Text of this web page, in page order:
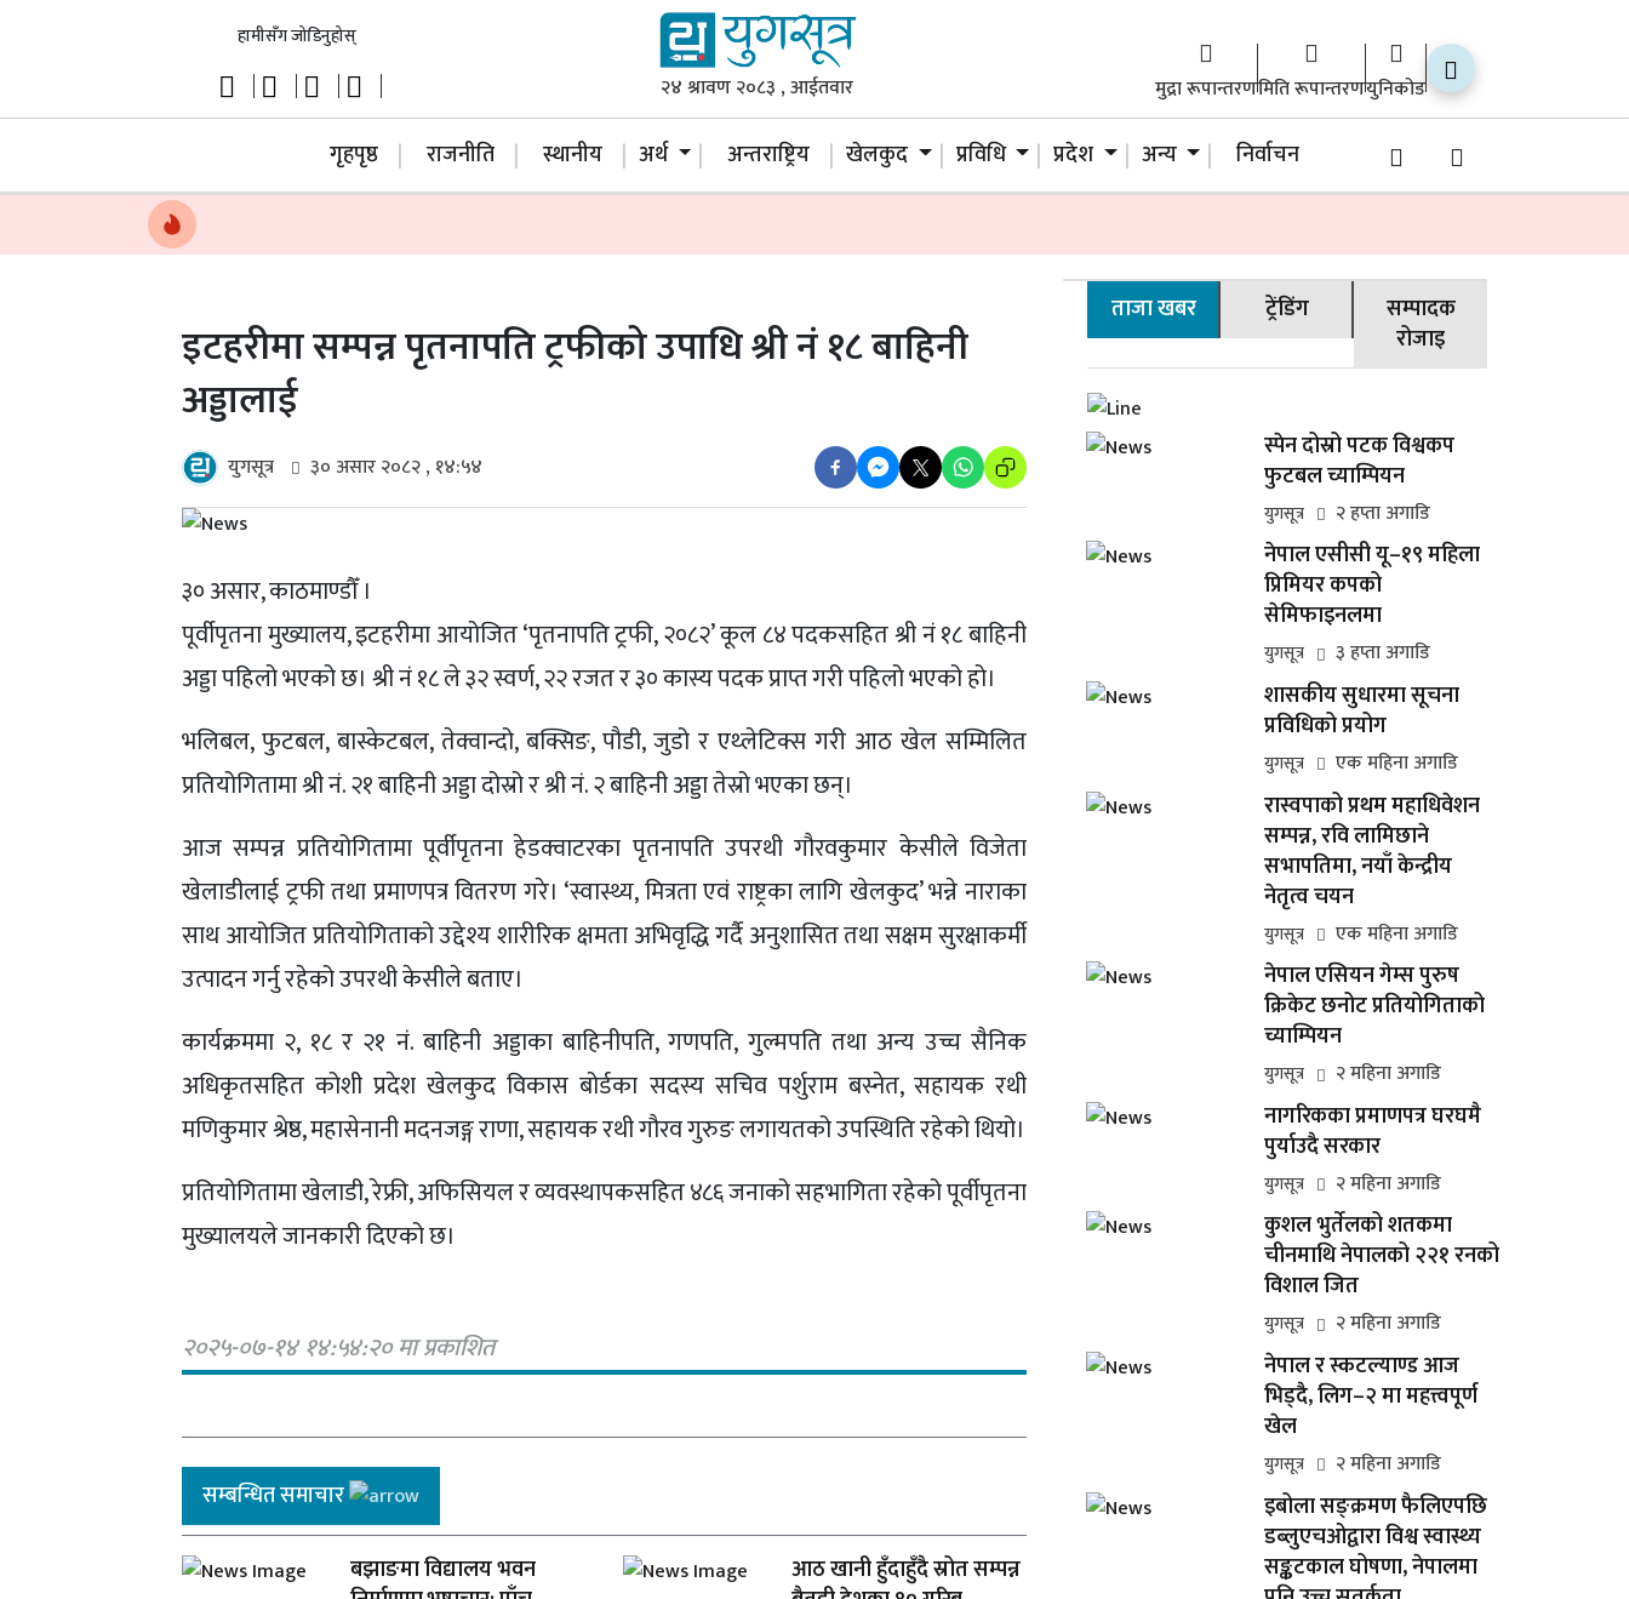
हामीसँग जोडिनुहोस्
२४ श्रावण २०८३ , आईतवार मुद्रा रूपान्तरणमिति रूपान्तरणयुनिकोड
गृहपृष्ठ राजनीति स्थानीय अर्थ अन्तराष्ट्रिय खेलकुद प्रविधि प्रदेश अन्य निर्वाचन
इटहरीमा सम्पन्न पृतनापति ट्रफीको उपाधि श्री नं १८ बाहिनी
अड्डालाई
युगसूत्र ३० असार २०८२ , १४:५४
३० असार, काठमाण्डौँ ।
पूर्वीपृतना मुख्यालय, इटहरीमा आयोजित ‘पृतनापति ट्रफी, २०८२’ कूल ८४ पदकसहित श्री नं १८ बाहिनी
अड्डा पहिलो भएको छ। श्री नं १८ ले ३२ स्वर्ण, २२ रजत र ३० कास्य पदक प्राप्त गरी पहिलो भएको हो।
भलिबल, फुटबल, बास्केटबल, तेक्वान्दो, बक्सिङ, पौडी, जुडो र एथ्लेटिक्स गरी आठ खेल सम्मिलित
प्रतियोगितामा श्री नं. २१ बाहिनी अड्डा दोस्रो र श्री नं. २ बाहिनी अड्डा तेस्रो भएका छन्।
आज सम्पन्न प्रतियोगितामा पूर्वीपृतना हेडक्वाटरका पृतनापति उपरथी गौरवकुमार केसीले विजेता
खेलाडीलाई ट्रफी तथा प्रमाणपत्र वितरण गरे। ‘स्वास्थ्य, मित्रता एवं राष्ट्रका लागि खेलकुद’ भन्ने नाराका
साथ आयोजित प्रतियोगिताको उद्देश्य शारीरिक क्षमता अभिवृद्धि गर्दै अनुशासित तथा सक्षम सुरक्षाकर्मी
उत्पादन गर्नु रहेको उपरथी केसीले बताए।
कार्यक्रममा २, १८ र २१ नं. बाहिनी अड्डाका बाहिनीपति, गणपति, गुल्मपति तथा अन्य उच्च सैनिक
अधिकृतसहित कोशी प्रदेश खेलकुद विकास बोर्डका सदस्य सचिव पर्शुराम बस्नेत, सहायक रथी
मणिकुमार श्रेष्ठ, महासेनानी मदनजङ्ग राणा, सहायक रथी गौरव गुरुङ लगायतको उपस्थिति रहेको थियो।
प्रतियोगितामा खेलाडी, रेफ्री, अफिसियल र व्यवस्थापकसहित ४८६ जनाको सहभागिता रहेको पूर्वीपृतना
मुख्यालयले जानकारी दिएको छ।
२०२५-०७-१४ १४:५४:२० मा प्रकाशित
सम्बन्धित समाचार
बझाङमा विद्यालय भवन
आठ खानी हुँदाहुँदै स्रोत सम्पन्न
ताजा खबर ट्रेंडिंग
सम्पादक
रोजाइ
स्पेन दोस्रो पटक विश्वकप
फुटबल च्याम्पियन
युगसूत्र २ हप्ता अगाडि
नेपाल एसीसी यू–१९ महिला
प्रिमियर कपको
सेमिफाइनलमा
युगसूत्र ३ हप्ता अगाडि
शासकीय सुधारमा सूचना
प्रविधिको प्रयोग
युगसूत्र एक महिना अगाडि
रास्वपाको प्रथम महाधिवेशन
सम्पन्न, रवि लामिछाने
सभापतिमा, नयाँ केन्द्रीय
नेतृत्व चयन
युगसूत्र एक महिना अगाडि
नेपाल एसियन गेम्स पुरुष
क्रिकेट छनोट प्रतियोगिताको
च्याम्पियन
युगसूत्र २ महिना अगाडि
नागरिकका प्रमाणपत्र घरघमै
पुर्याउदै सरकार
युगसूत्र २ महिना अगाडि
कुशल भुर्तेलको शतकमा
चीनमाथि नेपालको २२१ रनको
विशाल जित
युगसूत्र २ महिना अगाडि
नेपाल र स्कटल्याण्ड आज
भिड्दै, लिग–२ मा महत्त्वपूर्ण
खेल
युगसूत्र २ महिना अगाडि
इबोला सङ्क्रमण फैलिएपछि
डब्लुएचओद्वारा विश्व स्वास्थ्य
सङ्कटकाल घोषणा, नेपालमा